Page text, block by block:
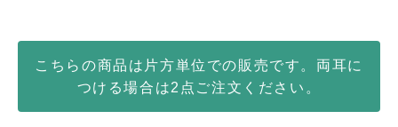
こちらの商品は片方単位での販売です。両耳に
つける場合は2点ご注文ください。